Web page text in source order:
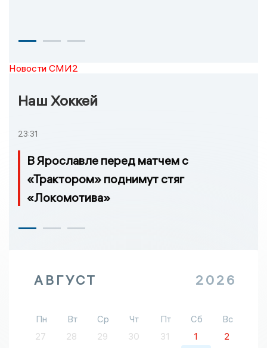
Новости СМИ2
Наш Хоккей
23:31
В Ярославле перед матчем с
«Трактором» поднимут стяг
«Локомотива»
АВГУСТ 2026
Пн Вт Ср Чт Пт Сб
Вс
27
28 29 30 31 1 2